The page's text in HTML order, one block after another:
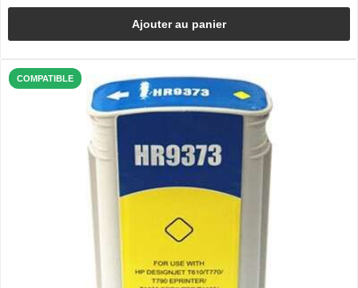
Ajouter au panier
COMPATIBLE